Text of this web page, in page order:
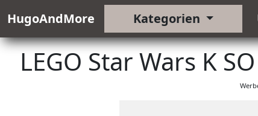
HugoAndMore Kategorien
LEGO Star Wars K